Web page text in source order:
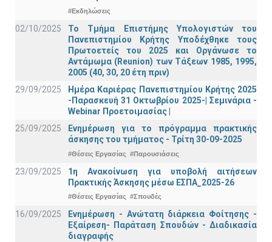
#Εκδηλώσεις
02/10/2025
Το Τμήμα Επιστήμης Υπολογιστών του
Πανεπιστημίου Κρήτης Υποδέχθηκε τους
Πρωτοετείς του 2025 και Οργάνωσε το
Αντάμωμα (Reunion) των Τάξεων 1985, 1995,
2005 (40, 30, 20 έτη πριν)
29/09/2025
Ημέρα Καριέρας Πανεπιστημίου Κρήτης 2025
-Παρασκευή 31 Οκτωβρίου 2025-| Σεμινάρια -
Webinar Προετοιμασίας |
25/09/2025
Ενημέρωση για το πρόγραμμα πρακτικής
άσκησης του τμήματος - Τρίτη 30-09-2025
#Θέσεις Εργασίας #Παρουσιάσεις
23/09/2025
1η Ανακοίνωση για υποβολή αιτήσεων
Πρακτικής Άσκησης μέσω ΕΣΠΑ_2025-26
#Θέσεις Εργασίας #Σπουδές
16/09/2025
Ενημέρωση - Ανώτατη διάρκεια Φοίτησης -
Εξαίρεση- Παράταση Σπουδών - Διαδικασία
διαγραφής